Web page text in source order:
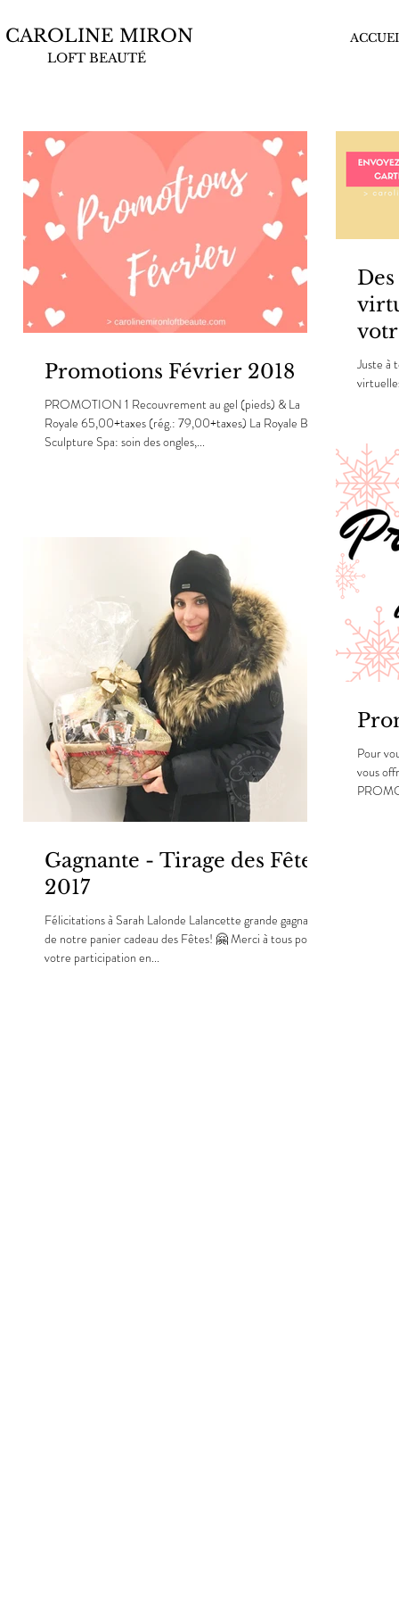
CAROLINE MIRON
LOFT BEAUTÉ
Promotions Février 2018
PROMOTION 1 Recouvrement au gel (pieds) & La
Royale 65,00+taxes (rég.: 79,00+taxes) La Royale Bio
Sculpture Spa: soin des ongles,...
Juste à
Gagnante - Tirage des Fêtes
2017
Félicitations à Sarah Lalonde Lalancette grande gagnante
de notre panier cadeau des Fêtes! 🤗 Merci à tous pour
votre participation en...
Pour
vous